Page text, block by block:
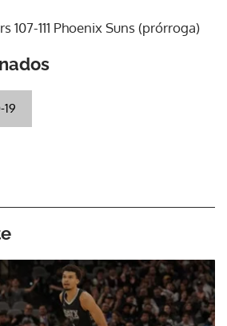
107-111 Phoenix Suns (prórroga)
19